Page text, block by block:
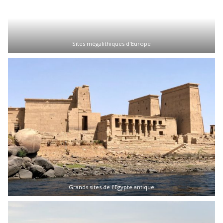
Sites mégalithiques d'Europe
Grands sites de l'Egypte antique